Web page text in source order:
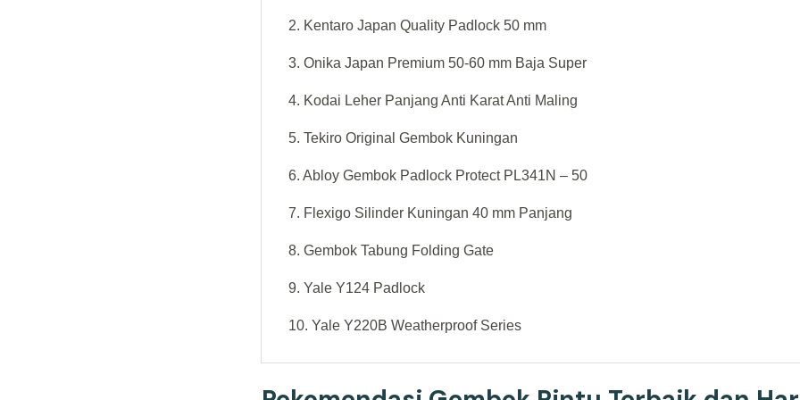
2. Kentaro Japan Quality Padlock 50 mm
3. Onika Japan Premium 50-60 mm Baja Super
4. Kodai Leher Panjang Anti Karat Anti Maling
5. Tekiro Original Gembok Kuningan
6. Abloy Gembok Padlock Protect PL341N – 50
7. Flexigo Silinder Kuningan 40 mm Panjang
8. Gembok Tabung Folding Gate
9. Yale Y124 Padlock
10. Yale Y220B Weatherproof Series